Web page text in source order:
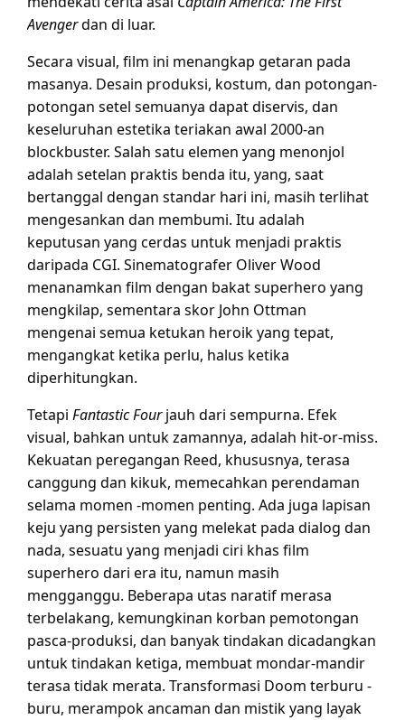
Avengerdan di luar.
Secara visual, film ini menangkap getaran pada
masanya. Desain produksi, kostum, dan potongan-
potongan setel semuanya dapat diservis, dan
keseluruhan estetika teriakan awal 2000-an
blockbuster. Salah satu elemen yang menonjol
adalah setelan praktis benda itu, yang, saat
bertanggal dengan standar hari ini, masih terlihat
mengesankan dan membumi. Itu adalah
keputusan yang cerdas untuk menjadi praktis
daripada CGI. Sinematografer Oliver Wood
menanamkan film dengan bakat superhero yang
mengkilap, sementara skor John Ottman
mengenai semua ketukan heroik yang tepat,
mengangkat ketika perlu, halus ketika
diperhitungkan.
Tetapi Fantastic Fourjauh dari sempurna. Efek
visual, bahkan untuk zamannya, adalah hit-or-miss.
Kekuatan peregangan Reed, khususnya, terasa
canggung dan kikuk, memecahkan perendaman
selama momen -momen penting. Ada juga lapisan
keju yang persisten yang melekat pada dialog dan
nada, sesuatu yang menjadi ciri khas film
superhero dari era itu, namun masih
mengganggu. Beberapa utas naratif merasa
terbelakang, kemungkinan korban pemotongan
pasca-produksi, dan banyak tindakan dicadangkan
untuk tindakan ketiga, membuat mondar-mandir
terasa tidak merata. Transformasi Doom terburu -
buru, merampok ancaman dan mistik yang layak